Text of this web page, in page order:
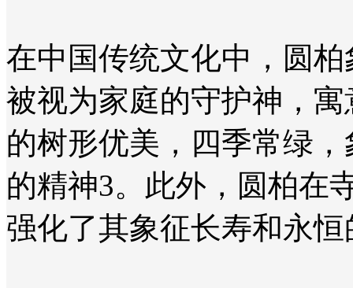
在中国传统文化中，圆
被视为家庭的守护神，
的树形优美，四季常绿
的精神‌3。此外，圆柏在
强化了其象征长寿和永